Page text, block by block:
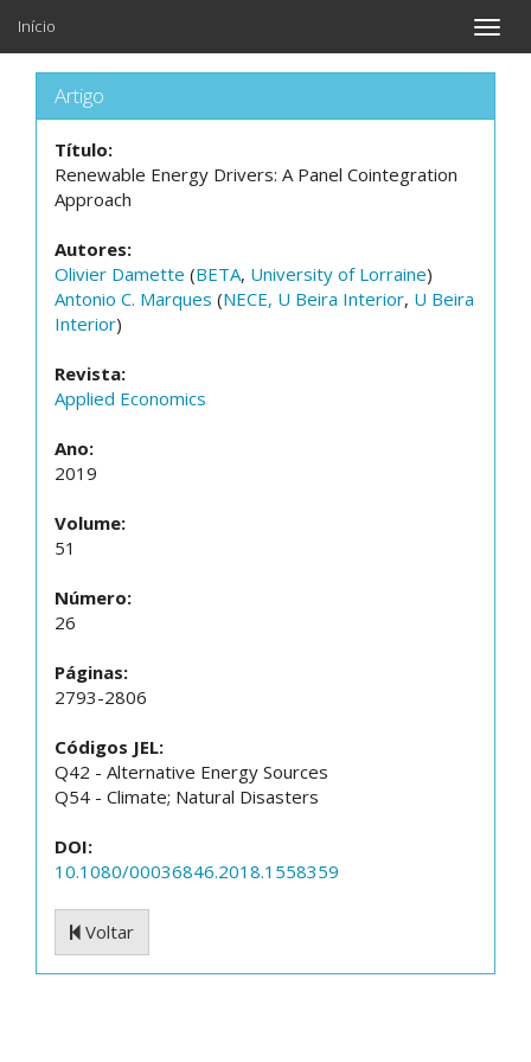
Toggle
Início
Artigo
Título:
Renewable Energy Drivers: A Panel Cointegration
Approach
Autores:
Olivier Damette (BETA, University of Lorraine)
Antonio C. Marques (NECE, U Beira Interior, U Beira
Interior)
Revista:
Applied Economics
Ano:
2019
Volume:
51
Número:
26
Páginas:
2793-2806
Códigos JEL:
Q42 - Alternative Energy Sources
Q54 - Climate; Natural Disasters
DOI:
10.1080/00036846.2018.1558359
Voltar